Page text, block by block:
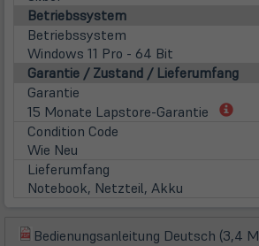
Betriebssystem
Betriebssystem
Windows 11 Pro - 64 Bit
Garantie / Zustand / Lieferumfang
Garantie
15 Monate Lapstore-Garantie
Condition Code
Wie Neu
Lieferumfang
Notebook, Netzteil, Akku
Bedienungsanleitung Deutsch (3,4